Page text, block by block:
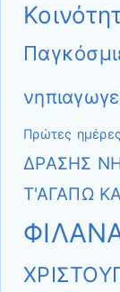
Πρώτες
ΔΡΑΣΗΣ
Τ'ΑΓΑΠΩ